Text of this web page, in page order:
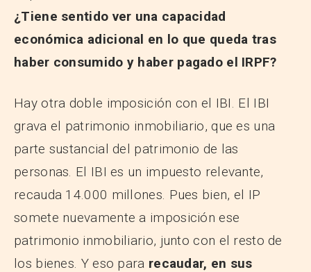
¿Tiene sentido ver una capacidad
económica adicional en lo que queda tras
haber consumido y haber pagado el IRPF?
Hay otra doble imposición con el IBI. El IBI
grava el patrimonio inmobiliario, que es una
parte sustancial del patrimonio de las
personas. El IBI es un impuesto relevante,
recauda 14.000 millones. Pues bien, el IP
somete nuevamente a imposición ese
patrimonio inmobiliario, junto con el resto de
los bienes. Y eso para recaudar, en sus